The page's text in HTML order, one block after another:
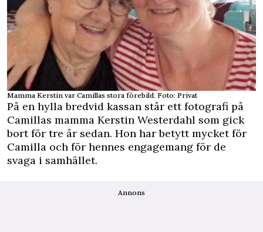
Mamma Kerstin var Camillas stora förebild. Foto: Privat
På en hylla bredvid kassan står ett fotografi på
Camillas mamma Kerstin Westerdahl som gick
bort för tre år sedan. Hon har betytt mycket för
Camilla och för hennes engagemang för de
svaga i samhället.
Annons